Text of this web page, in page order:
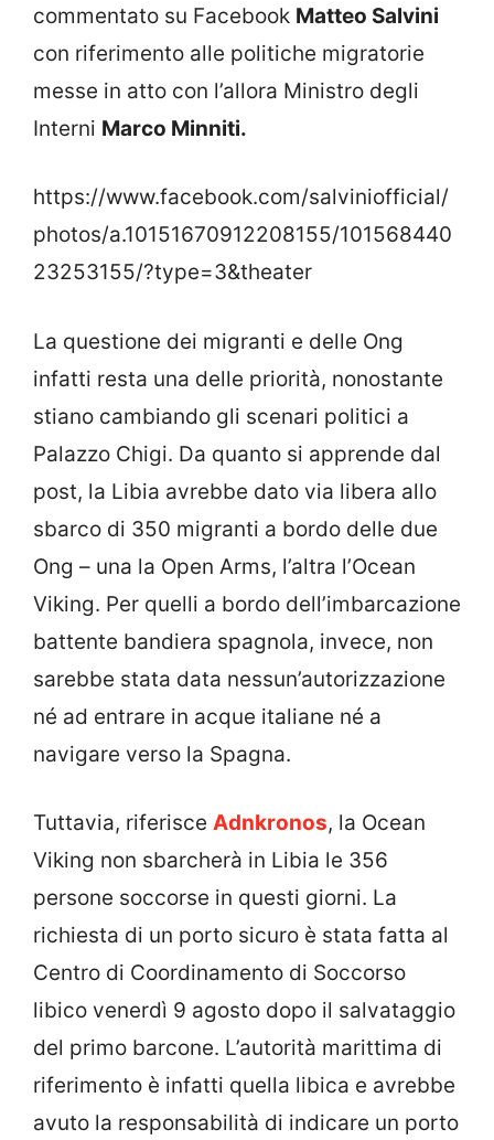
commentato su Facebook Matteo Salvini
con riferimento alle politiche migratorie
messe in atto con l’allora Ministro degli
Interni Marco Minniti.
https://www.facebook.com/salviniofficial/
photos/a.10151670912208155/101568440
23253155/?type=3&theater
La questione dei migranti e delle Ong
infatti resta una delle priorità, nonostante
stiano cambiando gli scenari politici a
Palazzo Chigi. Da quanto si apprende dal
post, la Libia avrebbe dato via libera allo
sbarco di 350 migranti a bordo delle due
Ong – una la Open Arms, l’altra l’Ocean
Viking. Per quelli a bordo dell’imbarcazione
battente bandiera spagnola, invece, non
sarebbe stata data nessun’autorizzazione
né ad entrare in acque italiane né a
navigare verso la Spagna.
Tuttavia, riferisce Adnkronos, la Ocean
Viking non sbarcherà in Libia le 356
persone soccorse in questi giorni. La
richiesta di un porto sicuro è stata fatta al
Centro di Coordinamento di Soccorso
libico venerdì 9 agosto dopo il salvataggio
del primo barcone. L’autorità marittima di
riferimento è infatti quella libica e avrebbe
avuto la responsabilità di indicare un porto